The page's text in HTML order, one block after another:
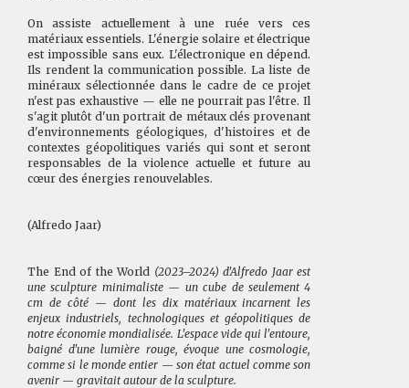
On assiste actuellement à une ruée vers ces
matériaux essentiels. L'énergie solaire et électrique
est impossible sans eux. L'électronique en dépend.
Ils rendent la communication possible. La liste de
minéraux sélectionnée dans le cadre de ce projet
n'est pas exhaustive — elle ne pourrait pas l'être. Il
s'agit plutôt d'un portrait de métaux clés provenant
d'environnements géologiques, d'histoires et de
contextes géopolitiques variés qui sont et seront
responsables de la violence actuelle et future au
cœur des énergies renouvelables.
(Alfredo Jaar)
The End of the World (2023–2024) d'Alfredo Jaar est
une sculpture minimaliste — un cube de seulement 4
cm de côté — dont les dix matériaux incarnent les
enjeux industriels, technologiques et géopolitiques de
notre économie mondialisée. L'espace vide qui l'entoure,
baigné d'une lumière rouge, évoque une cosmologie,
comme si le monde entier — son état actuel comme son
avenir — gravitait autour de la sculpture.